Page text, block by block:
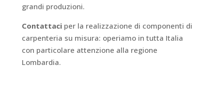
grandi produzioni.
Contattaciper la realizzazione di componenti di
carpenteria su misura: operiamo in tutta Italia
con particolare attenzione alla regione
Lombardia.